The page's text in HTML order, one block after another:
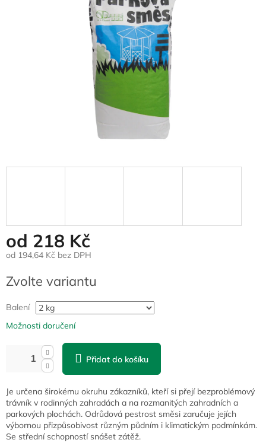
od 218 Kč
od 194,64 Kč bez DPH
cena:
Zvolte variantu
Balení
Možnosti doručení
Přidat do košíku
Je určena širokému okruhu zákazníků, kteří si přejí bezproblémový
trávník v rodinných zahradách a na rozmanitých zahradních a
parkových plochách. Odrůdová pestrost směsi zaručuje jejích
výbornou přizpůsobivost různým půdním i klimatickým podmínkám.
Se střední schopností snášet zátěž.